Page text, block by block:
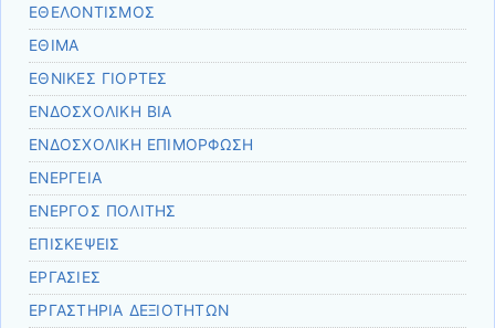
ΕΘΕΛΟΝΤΙΣΜΟΣ
ΕΘΙΜΑ
ΕΘΝΙΚΕΣ ΓΙΟΡΤΕΣ
ΕΝΔΟΣΧΟΛΙΚΗ ΒΙΑ
ΕΝΔΟΣΧΟΛΙΚΗ ΕΠΙΜΟΡΦΩΣΗ
ΕΝΕΡΓΕΙΑ
ΕΝΕΡΓΟΣ ΠΟΛΙΤΗΣ
ΕΠΙΣΚΕΨΕΙΣ
ΕΡΓΑΣΙΕΣ
ΕΡΓΑΣΤΗΡΙΑ ΔΕΞΙΟΤΗΤΩΝ